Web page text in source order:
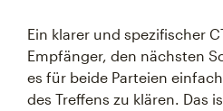
Ein klarer und spezifischer
Empfänger, den nächsten
es für beide Parteien
des Treffens zu klären. Das